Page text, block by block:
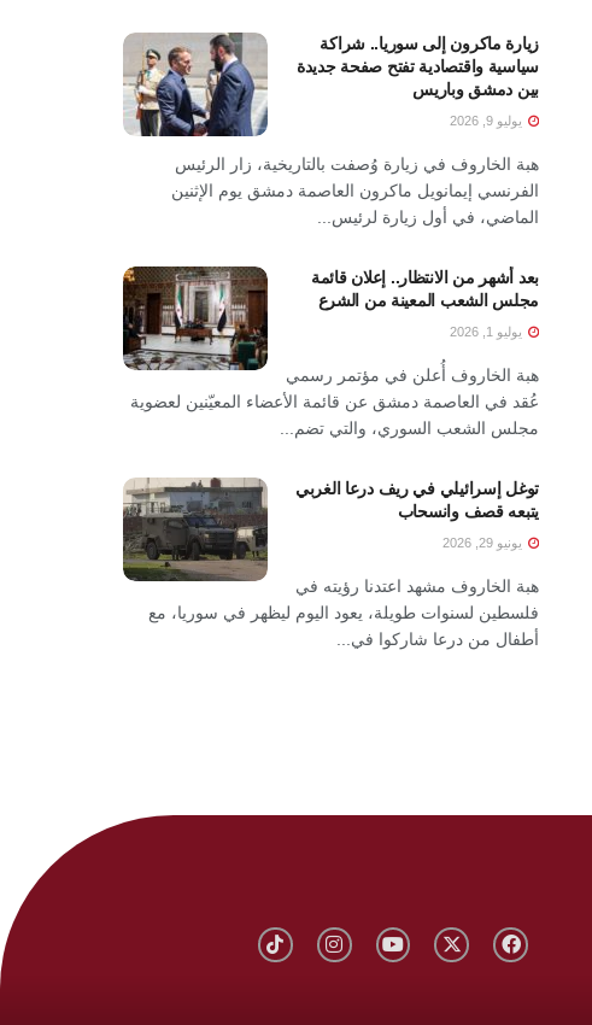
زيارة ماكرون إلى سوريا.. شراكة
سياسية واقتصادية تفتح صفحة جديدة
بين دمشق وباريس
يوليو 9, 2026
هبة الخاروف في زيارة وُصفت بالتاريخية، زار الرئيس
الفرنسي إيمانويل ماكرون العاصمة دمشق يوم الإثنين
الماضي، في أول زيارة لرئيس...
بعد أشهر من الانتظار.. إعلان قائمة
مجلس الشعب المعينة من الشرع
يوليو 1, 2026
هبة الخاروف أُعلن في مؤتمر رسمي
عُقد في العاصمة دمشق عن قائمة الأعضاء المعيّنين لعضوية
مجلس الشعب السوري، والتي تضم...
توغل إسرائيلي في ريف درعا الغربي
يتبعه قصف وانسحاب
يونيو 29, 2026
هبة الخاروف مشهد اعتدنا رؤيته في
فلسطين لسنوات طويلة، يعود اليوم ليظهر في سوريا، مع
أطفال من درعا شاركوا في...